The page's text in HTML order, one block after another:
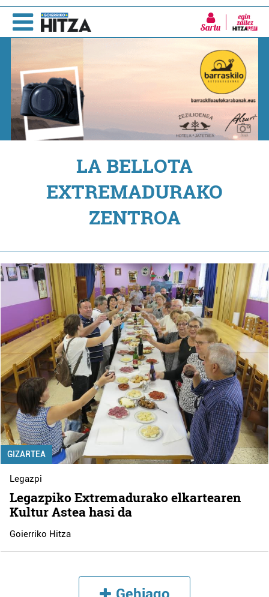
Sartu
LA BELLOTA
EXTREMADURAKO
ZENTROA
GIZARTEA
Legazpi
Legazpiko Extremadurako elkartearen
Kultur Astea hasi da
Goierriko Hitza